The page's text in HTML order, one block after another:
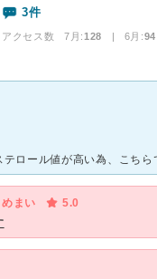
3件
アクセス数 7月:128 | 6月:94
めまい
5.0